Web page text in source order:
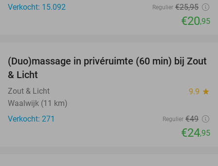
Verkocht: 15.092
Regulier €25,95
€20,95
49%
(Duo)massage in privéruimte (60 min) bij Zout
& Licht
Zout & Licht 9.9 star
Waalwijk (11 km)
Verkocht: 271
Regulier €49
€24,95